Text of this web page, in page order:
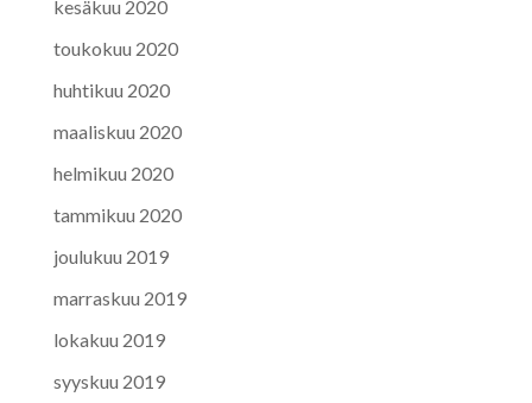
kesäkuu 2020
toukokuu 2020
huhtikuu 2020
maaliskuu 2020
helmikuu 2020
tammikuu 2020
joulukuu 2019
marraskuu 2019
lokakuu 2019
syyskuu 2019